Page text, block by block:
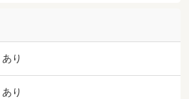
あり
あり